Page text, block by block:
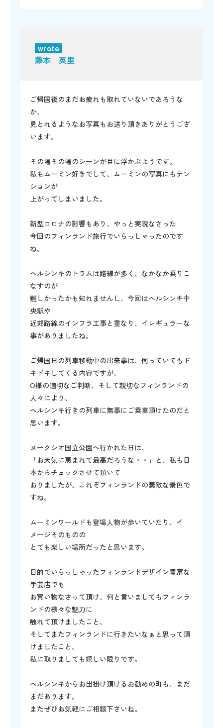
wrote
藤本 英里
ご帰国後のまだお疲れも取れていないであろうな
か、
見とれるようなお写真もお送り頂きありがとうござ
います。
その場その場のシーンが目に浮かぶようです。
私もムーミン好きでして、ムーミンの写真にもテン
ションが
上がってしまいました。
新型コロナの影響もあり、やっと実現なさった
今回のフィンランド旅行でいらっしゃったのです
ね。
ヘルシンキのトラムは路線が多く、なかなか乗りこ
なすのが
難しかったかも知れませんし、今回はヘルシンキ中
央駅や
近郊路線のインフラ工事と重なり、イレギュラーな
事がありましたね。
ご帰国日の列車移動中の出来事は、伺っていてもド
キドキしてくる内容ですが、
O様の適切なご判断、そして親切なフィンランドの
人々により、
ヘルシンキ行きの列車に無事にご乗車頂けたのだと
思います。
ヌークシオ国立公園へ行かれた日は、
「お天気に恵まれて最高だろうな・・」と、私も日
本からチェックさせて頂いて
おりましたが、これぞフィンランドの素敵な景色で
すね。
ムーミンワールドも登場人物が歩いていたり、イ
メージそのものの
とても楽しい場所だったと思います。
目的でいらっしゃったフィンランドデザイン豊富な
手芸店でも
お買い物なさって頂け、何と言いましてもフィンラ
ンドの様々な魅力に
触れて頂けましたこと、
そしてまたフィンランドに行きたいなぁと思って頂
けましたこと、
私に取りましても嬉しい限りです。
ヘルシンキからお出掛け頂けるお勧めの町も、まだ
まだあります。
またぜひお気軽にご相談下さいね。